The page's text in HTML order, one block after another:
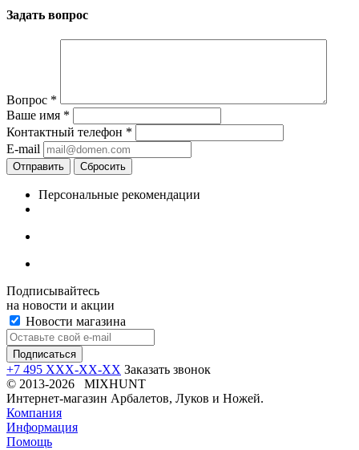
Задать вопрос
Вопрос *
Ваше имя *
Контактный телефон *
E-mail
Отправить Сбросить
Персональные рекомендации
Подписывайтесь
на новости и акции
Новости магазина
+7 495 XXX-XX-XX Заказать звонок
© 2013-2026 MIXHUNT
Интернет-магазин Арбалетов, Луков и Ножей.
Компания
Информация
Помощь